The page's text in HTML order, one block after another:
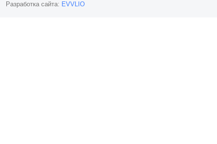
Разработка сайта: EVVLIO